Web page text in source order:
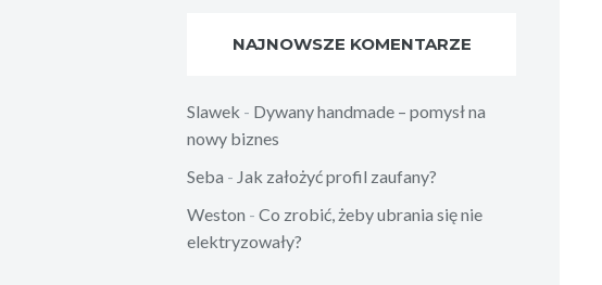
NAJNOWSZE KOMENTARZE
Slawek - Dywany handmade – pomysł na
nowy biznes
Seba - Jak założyć profil zaufany?
Weston - Co zrobić, żeby ubrania się nie
elektryzowały?